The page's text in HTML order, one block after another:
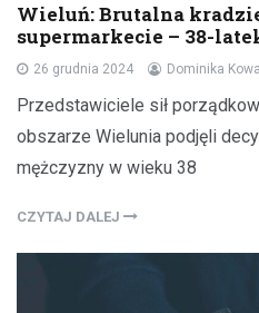
Wieluń: Brutalna
supermarkecie – 38-
26 grudnia 2024 Dominika
Przedstawiciele sił
obszarze Wielunia podjęli
mężczyzny w wieku 38
CZYTAJ DALEJ